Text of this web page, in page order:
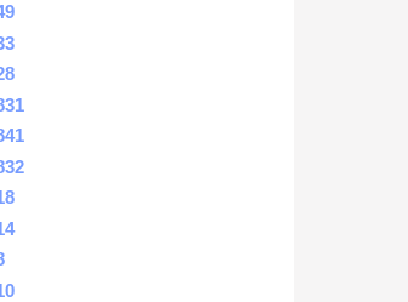
31
41
32